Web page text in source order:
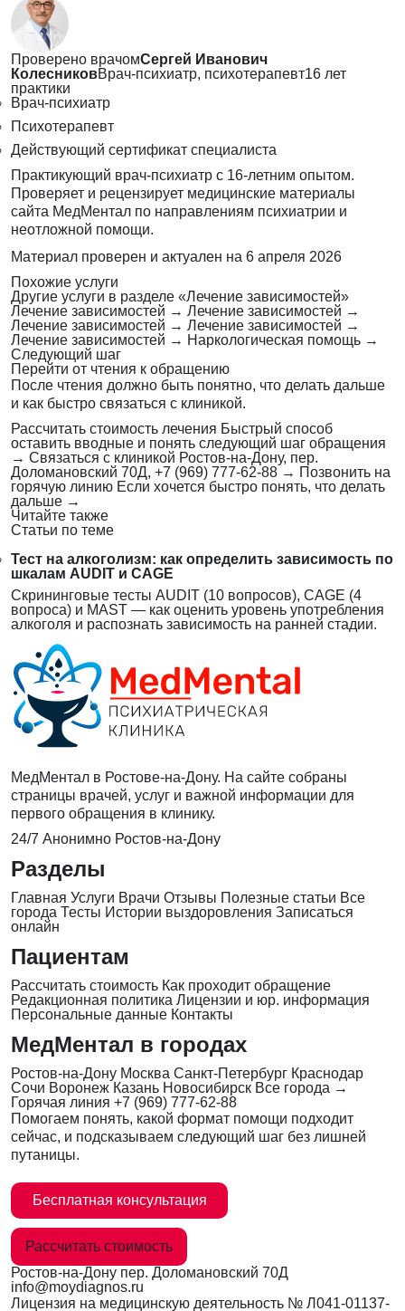
Проверено врачомСергей Иванович
КолесниковВрач-психиатр, психотерапевт16 лет
практики
Врач-психиатр
Психотерапевт
Действующий сертификат специалиста
Практикующий врач-психиатр с 16-летним опытом.
Проверяет и рецензирует медицинские материалы
сайта МедМентал по направлениям психиатрии и
неотложной помощи.
Материал проверен и актуален на 6 апреля 2026
Похожие услуги
Другие услуги в разделе «Лечение зависимостей»
Лечение зависимостей → Лечение зависимостей →
Лечение зависимостей → Лечение зависимостей →
Лечение зависимостей → Наркологическая помощь →
Следующий шаг
Перейти от чтения к обращению
После чтения должно быть понятно, что делать дальше
и как быстро связаться с клиникой.
Рассчитать стоимость лечения Быстрый способ
оставить вводные и понять следующий шаг обращения
→ Связаться с клиникой Ростов-на-Дону, пер.
Доломановский 70Д, +7 (969) 777-62-88 → Позвонить на
горячую линию Если хочется быстро понять, что делать
дальше →
Читайте также
Статьи по теме
Тест на алкоголизм: как определить зависимость по
шкалам AUDIT и CAGE
Скрининговые тесты AUDIT (10 вопросов), CAGE (4
вопроса) и MAST — как оценить уровень употребления
алкоголя и распознать зависимость на ранней стадии.
МедМентал в Ростове-на-Дону. На сайте собраны
страницы врачей, услуг и важной информации для
первого обращения в клинику.
24/7 Анонимно Ростов-на-Дону
Разделы
Главная Услуги Врачи Отзывы Полезные статьи Все
города Тесты Истории выздоровления Записаться
онлайн
Пациентам
Рассчитать стоимость Как проходит обращение
Редакционная политика Лицензии и юр. информация
Персональные данные Контакты
МедМентал в городах
Ростов-на-Дону Москва Санкт-Петербург Краснодар
Сочи Воронеж Казань Новосибирск Все города →
Горячая линия +7 (969) 777-62-88
Помогаем понять, какой формат помощи подходит
сейчас, и подсказываем следующий шаг без лишней
путаницы.
Бесплатная консультация
Рассчитать стоимость
Ростов-на-Дону пер. Доломановский 70Д
info@moydiagnos.ru
Лицензия на медицинскую деятельность № Л041-01137-